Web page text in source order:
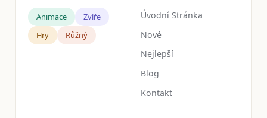
Animace
Zvíře
Hry
Růžný
Úvodní Stránka
Nové
Nejlepší
Blog
Kontakt